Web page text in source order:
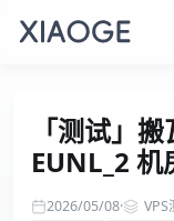
「测试」
EUNL_2 机
2026/05/08· VPS